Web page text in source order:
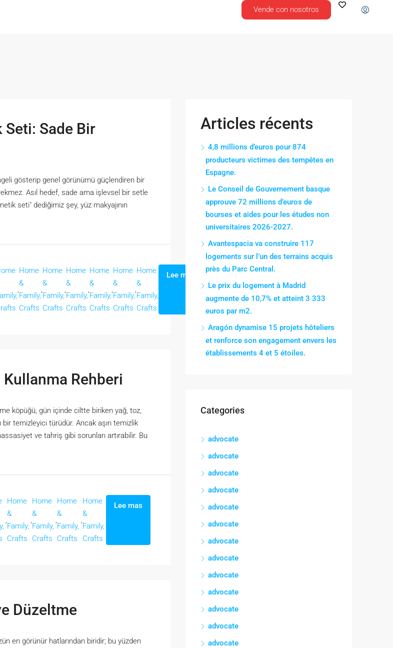
Vende con nosotros
Seti: Sade Bir
gösterip genel görünümü güçlendiren bir
Asıl hedef, sade ama işlevsel bir setle
seti" dediğimiz şey, yüz makyajının
Home
&
Family,
Crafts
Home
&
Family,
Crafts
Home
&
Family,
Crafts
Home
&
Family,
Crafts
Home
&
Family,
Crafts
Home
&
Family,
Crafts
Lee mas
Rehberi
köpüğü, gün içinde ciltte biriken yağ, toz,
bir temizleyici türüdür. Ancak aşırı temizlik
ve tahriş gibi sorunları artırabilir. Bu
Home
&
Family,
Crafts
Home
&
Family,
Crafts
Home
&
Family,
Crafts
Home
&
Family,
Crafts
Lee mas
Düzeltme
en görünür hatlarından biridir; bu yüzden
Articles récents
4,8 millions d’euros pour 874
producteurs victimes des tempêtes en
Espagne.
Le Conseil de Gouvernement basque
approuve 72 millions d’euros de
bourses et aides pour les études non
universitaires 2026-2027.
Avantespacia va construire 117
logements sur l’un des terrains acquis
près du Parc Central.
Le prix du logement à Madrid
augmente de 10,7% et atteint 3 333
euros par m2.
Aragón dynamise 15 projets hôteliers
et renforce son engagement envers les
établissements 4 et 5 étoiles.
Categories
advocate
advocate
advocate
advocate
advocate
advocate
advocate
advocate
advocate
advocate
advocate
advocate
advocate